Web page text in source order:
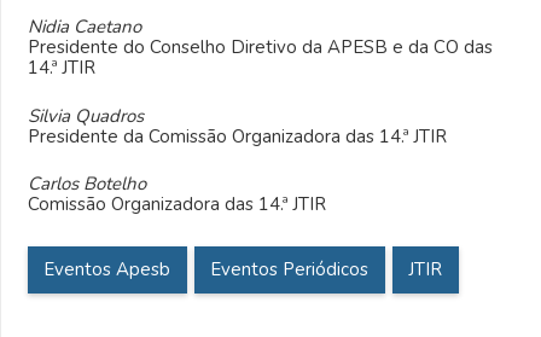
Nidia Caetano
Presidente do Conselho Diretivo da APESB e da CO das
14.ª JTIR
Silvia Quadros
Presidente da Comissão Organizadora das 14.ª JTIR
Carlos Botelho
Comissão Organizadora das 14.ª JTIR
Eventos Apesb Eventos Periódicos JTIR